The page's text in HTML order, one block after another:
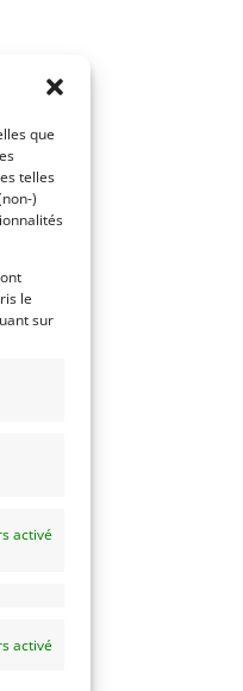
que
telles
)
le
sur
activé
activé